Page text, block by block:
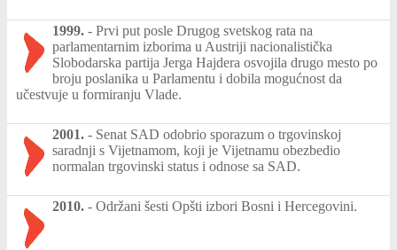
1999. - Prvi put posle Drugog svetskog rata na
parlamentarnim izborima u Austriji nacionalistička
Slobodarska partija Jerga Hajdera osvojila drugo mesto po
broju poslanika u Parlamentu i dobila mogućnost da
učestvuje u formiranju Vlade.
2001. - Senat SAD odobrio sporazum o trgovinskoj
saradnji s Vijetnamom, koji je Vijetnamu obezbedio
normalan trgovinski status i odnose sa SAD.
2010. - Održani šesti Opšti izbori Bosni i Hercegovini.